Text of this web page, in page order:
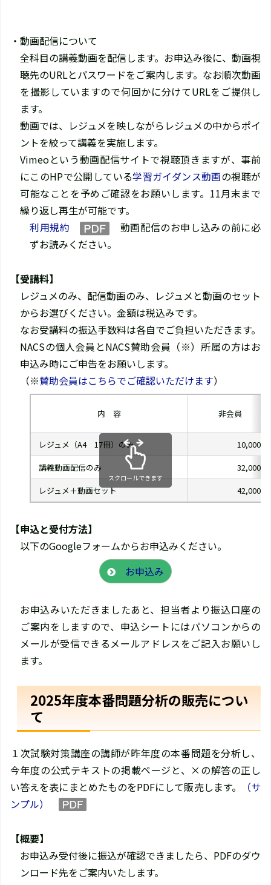
・動画配信について
全科目の講義動画を配信します。お申込み後に、動画視
聴先のURLとパスワードをご案内します。なお順次動画
を撮影していますので何回かに分けてURLをご提供し
ます。
動画では、レジュメを映しながらレジュメの中からポイ
ントを絞って講義を実施します。
Vimeoという動画配信サイトで視聴頂きますが、事前
にこのHPで公開している学習ガイダンス動画の視聴が
可能なことを予めご確認をお願いします。11月末まで
繰り返し再生が可能です。
利用規約
動画配信のお申し込みの前に必
ずお読みください。
【受講料】
レジュメのみ、配信動画のみ、レジュメと動画のセット
からお選びください。金額は税込みです。
なお受講料の振込手数料は各自でご負担いただきます。
NACSの個人会員とNACS賛助会員（※）所属の方はお
申込み時にご申告をお願いします。
（※賛助会員はこちらでご確認いただけます）
内 容 非会員
レジュメ（A4 17冊）のみ
10,000円
講義動画配信のみ
32,000円
レジュメ＋動画セット
42,000円
スクロールできます
【申込と受付方法】
以下のGoogleフォームからお申込みください。
お申込み
お申込みいただきましたあと、担当者より振込口座の
ご案内をしますので、申込シートにはパソコンからの
メールが受信できるメールアドレスをご記入お願いし
ます。
2025年度本番問題分析の販売につい
て
１次試験対策講座の講師が昨年度の本番問題を分析し、
今年度の公式テキストの掲載ページと、×の解答の正し
い答えを表にまとめたものをPDFにして販売します。
（サ
ンプル）
【概要】
お申込み受付後に振込が確認できましたら、PDFのダウ
ンロード先をご案内いたします。